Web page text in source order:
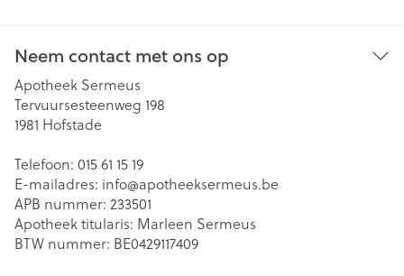
Neem contact met ons op
Apotheek Sermeus
Tervuursesteenweg 198
1981 Hofstade
Telefoon: 015 61 15 19
E-mailadres: info@apotheeksermeus.be
APB nummer: 233501
Apotheek titularis: Marleen Sermeus
BTW nummer: BE0429117409